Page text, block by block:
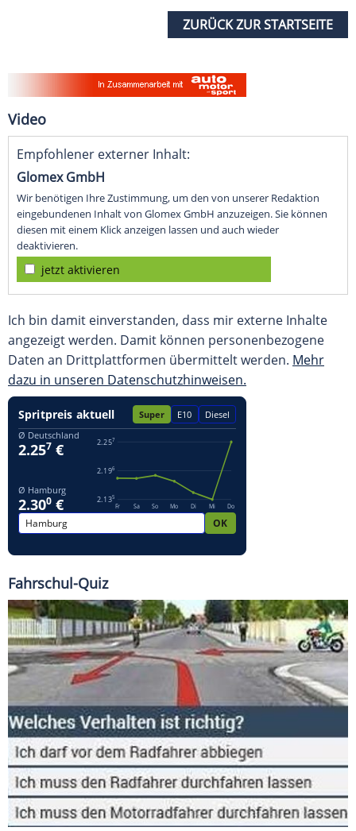
ZURÜCK ZUR STARTSEITE
Video
Empfohlener externer Inhalt:
Glomex GmbH
Wir benötigen Ihre Zustimmung, um den von unserer Redaktion
eingebundenen Inhalt von Glomex GmbH anzuzeigen. Sie können
diesen mit einem Klick anzeigen lassen und auch wieder
deaktivieren.
jetzt aktivieren
Ich bin damit einverstanden, dass mir externe Inhalte
angezeigt werden. Damit können personenbezogene
Daten an Drittplattformen übermittelt werden. Mehr
dazu in unseren Datenschutzhinweisen.
Fahrschul-Quiz